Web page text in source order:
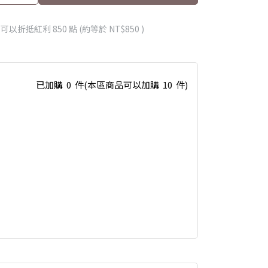
以折抵紅利 850 點 (約等於 NT$850 )
已加購 0 件(本區商品可以加購 10 件)